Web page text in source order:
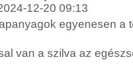
12-20 09:13
egyenesen a
van a szilva az